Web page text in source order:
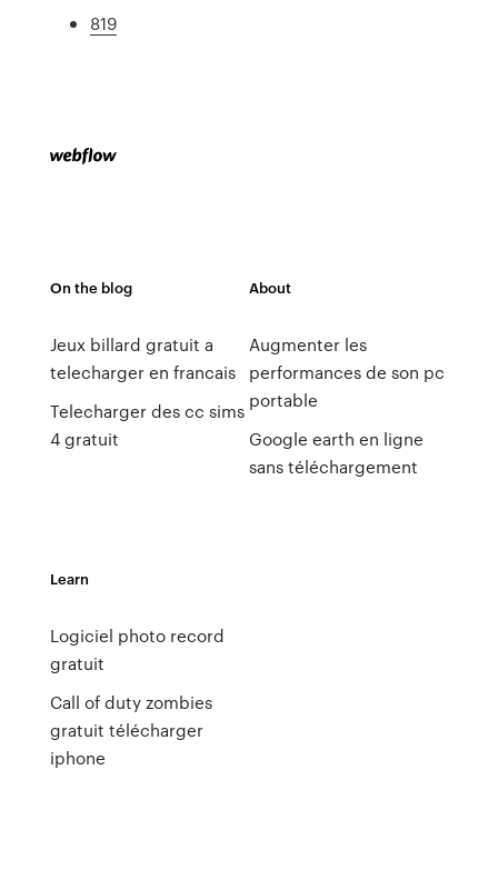
819
On the blog
Jeux billard gratuit a
telecharger en francais
Telecharger des cc sims
4 gratuit
About
Augmenter les
performances de son pc
portable
Google earth en ligne
sans téléchargement
Learn
Logiciel photo record
gratuit
Call of duty zombies
gratuit télécharger
iphone